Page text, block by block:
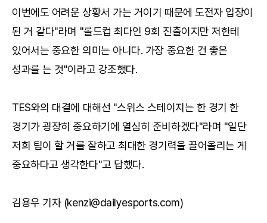
이번에도 어려운 상황서 가는 거이기 때문에 도전자 입장이
된 거 같다"라며 "롤드컵 최다인 9회 진출이지만 저한테
있어서는 중요한 의미는 아니다. 가장 중요한 건 좋은
성과를 는 것"이라고 강조했다.
TES와의 대결에 대해선 "스위스 스테이지는 한 경기 한
경기가 굉장히 중요하기에 열심히 준비하겠다"라며 "일단
저희 팀이 할 거를 잘하고 최대한 경기력을 끌어올리는 게
중요하다고 생각한다"고 답했다.
김용우 기자 (kenzi@dailyesports.com)